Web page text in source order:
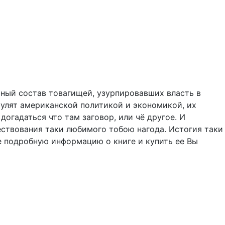
состав товагищей, узурпировавших власть в
американской политикой и экономикой, их
что там заговор, или чё другое. И
таки любимого тобою нагода. Истогия таки
подробную информацию о книге и купить ее Вы